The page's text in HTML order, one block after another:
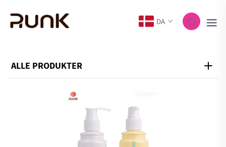
DA
ALLE PRODUKTER